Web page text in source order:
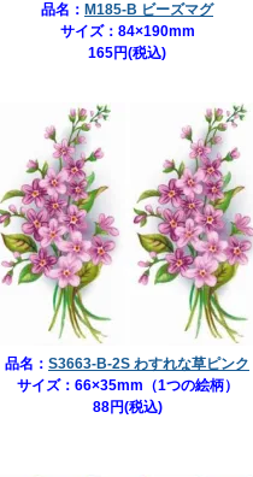
品名： M185-B ビーズマグ
サイズ：84×190mm
165円(税込)
品名： S3663-B-2S わすれな草ピンク
サイズ：66×35mm（1つの絵柄）
88円(税込)